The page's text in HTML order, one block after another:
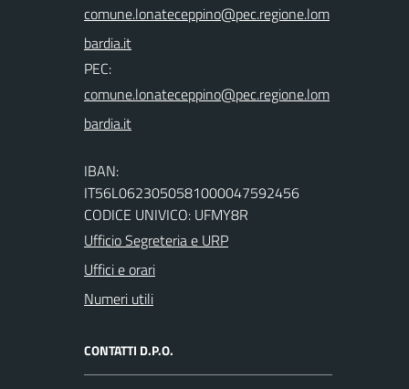
PEC:
IBAN:
IT56L0623050581000047592456
CODICE UNIVICO: UFMY8R
Ufficio Segreteria e URP
Uffici e orari
Numeri utili
CONTATTI D.P.O.